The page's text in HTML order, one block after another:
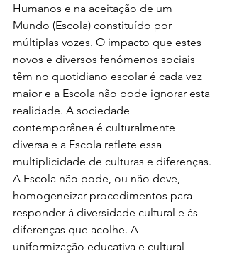
Humanos e na aceitação de um
Mundo (Escola) constituído por
múltiplas vozes. O impacto que estes
novos e diversos fenómenos sociais
têm no quotidiano escolar é cada vez
maior e a Escola não pode ignorar esta
realidade. A sociedade
contemporânea é culturalmente
diversa e a Escola reflete essa
multiplicidade de culturas e diferenças.
A Escola não pode, ou não deve,
homogeneizar procedimentos para
responder à diversidade cultural e às
diferenças que acolhe. A
uniformização educativa e cultural